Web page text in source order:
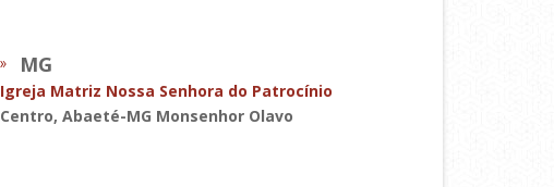
MG
Igreja Matriz Nossa Senhora do Patrocínio
Centro, Abaeté-MG Monsenhor Olavo